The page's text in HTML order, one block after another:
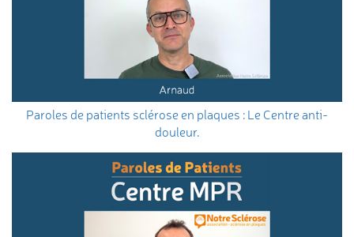
Paroles de patients sclérose en plaques : Le Centre anti-
douleur.